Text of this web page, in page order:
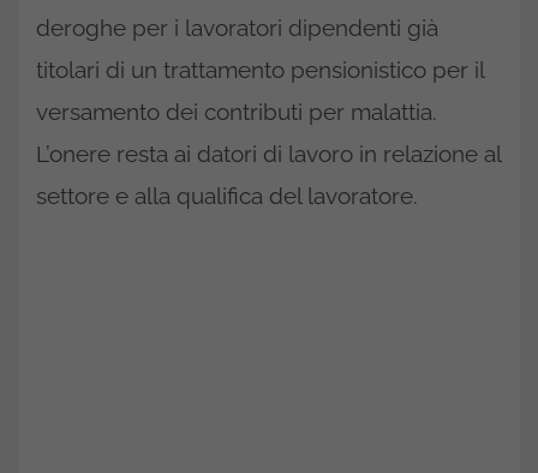
deroghe per i lavoratori dipendenti già
titolari di un trattamento pensionistico per il
versamento dei contributi per malattia.
L’onere resta ai datori di lavoro in relazione al
settore e alla qualifica del lavoratore.